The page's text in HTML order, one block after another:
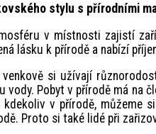
stylu s přírodními
v místnosti zajistí
lásku k přírodě a nabízí
venkově si užívají
vody. Pobyt v přírodě má na
v přírodě, můžeme
Proto si také lidé při